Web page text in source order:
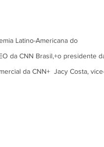
Latino-Americana do
da CNN Brasil,+o presidente
da CNN+  Jacy Costa,